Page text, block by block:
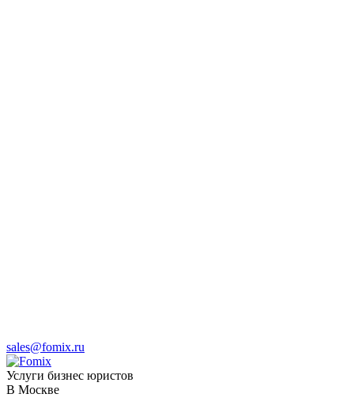
sales@fomix.ru
Услуги бизнес юристов
В Москве